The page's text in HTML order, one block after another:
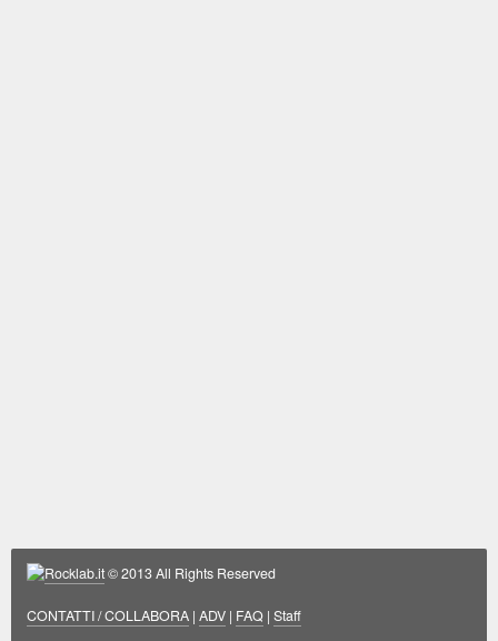
Rocklab.it© 2013 All Rights Reserved
CONTATTI / COLLABORA |ADV | FAQ |Staff